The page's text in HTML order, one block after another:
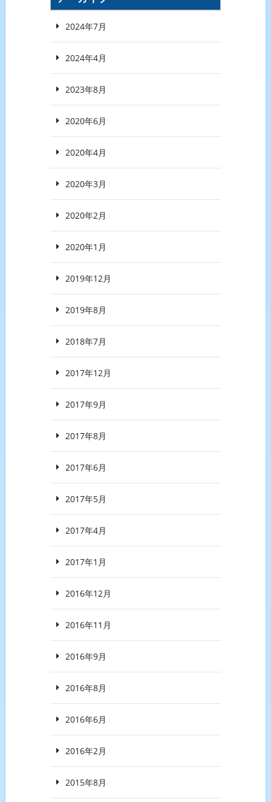
2024年7月
2024年4月
2023年8月
2020年6月
2020年4月
2020年3月
2020年2月
2020年1月
2019年12月
2019年8月
2018年7月
2017年12月
2017年9月
2017年8月
2017年6月
2017年5月
2017年4月
2017年1月
2016年12月
2016年11月
2016年9月
2016年8月
2016年6月
2016年2月
2015年8月